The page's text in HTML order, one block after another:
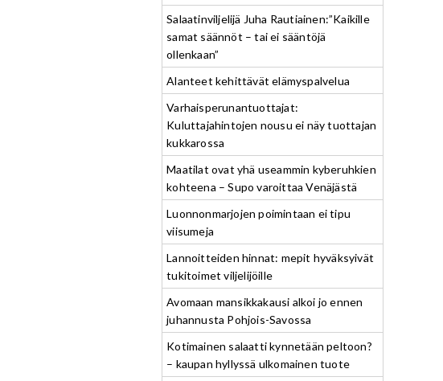
Salaatinviljelijä Juha Rautiainen:”Kaikille
samat säännöt – tai ei sääntöjä
ollenkaan”
Alanteet kehittävät elämyspalvelua
Varhaisperunantuottajat:
Kuluttajahintojen nousu ei näy tuottajan
kukkarossa
Maatilat ovat yhä useammin kyberuhkien
kohteena – Supo varoittaa Venäjästä
Luonnonmarjojen poimintaan ei tipu
viisumeja
Lannoitteiden hinnat: mepit hyväksyivät
tukitoimet viljelijöille
Avomaan mansikkakausi alkoi jo ennen
juhannusta Pohjois-Savossa
Kotimainen salaatti kynnetään peltoon?
– kaupan hyllyssä ulkomainen tuote